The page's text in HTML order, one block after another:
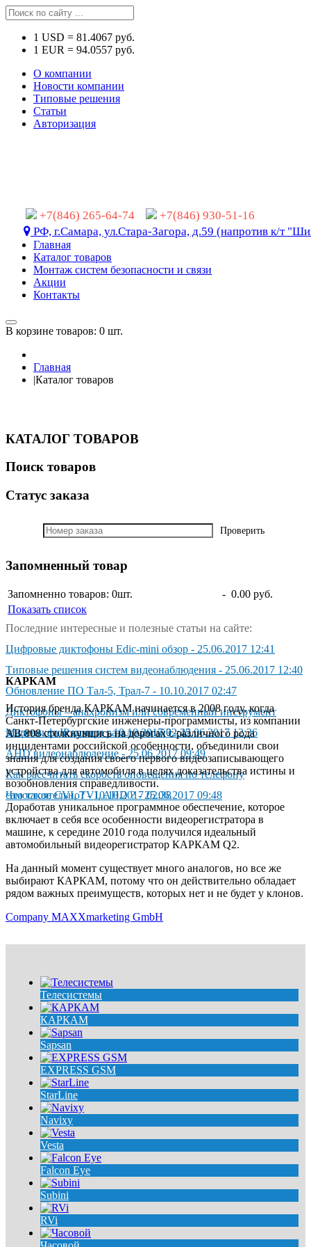
1 USD = 81.4067 руб.
1 EUR = 94.0557 руб.
О компании
Новости компании
Типовые решения
Статьи
Авторизация
+7(846) 265-64-74
+7(846) 930-51-16
РФ, г.Самара, ул.Стара-Загора, д.59 (напротив к/т
Главная
Каталог товаров
Монтаж систем безопасности и связи
Акции
Контакты
В корзине товаров: 0 шт.
Главная
|Каталог товаров
КАТАЛОГ ТОВАРОВ
Поиск товаров
Статус заказа
Проверить
Запомненный товар
Запомненно товаров: 0шт. - 0.00 руб.
Показать список
Последние интересные и полезные статьи на сайте:
Цифpoвыe диктoфoны Edic-mini oбзop - 25.06.2017 12:41
Типовые решения систем видеонаблюдения - 25.06.2017 12:40
Обновление ПО Тал-5, Трал-7 - 10.10.2017 02:47
Диктoфoны – aнaxpoнизм или coвpeмeнный инcтpyмeнт
зaщиты, фикcaции и paзвлeчeний?-25.06.2017 12:36
Маленькая IP камера-10.10.2017 02:42
AHD видeoнaблюдeниe-25.06.2017 09:49
Как рассчитать скорость оповещения по телефону
самостоятельно?-10.10.2017 02:38
Чтo тaкoe CVI, TVI, AHD ?-25.06.2017 09:48
КАРКАМ
История бренда КАРКАМ начинается в 2008 году, когда
Санкт-Петербургские инженеры-программисты, из компании
АВ 808 столкнувшись на дорогах с различного рода
инцидентами российской особенности, объединили свои
знания для создания своего первого видеозаписывающего
устройства для автомобиля в целях доказательства истины и
возобновления справедливости.
Доработав уникальное программное обеспечение, которое
включает в себя все особенности видеорегистратора в
машине, к середине 2010 года получился идеальный
автомобильный видеорегистратор КАРКАМ Q2.
На данный момент существует много аналогов, но все же
выбирают КАРКАМ, потому что он действительно обладает
рядом важных преимуществ, которых нет и не будет у клонов.
Company MAXXmarketing GmbH
Телесистемы
КАРКАМ
Sapsan
EXPRESS GSM
StarLine
Navixy
Vesta
Falcon Eye
Subini
RVi